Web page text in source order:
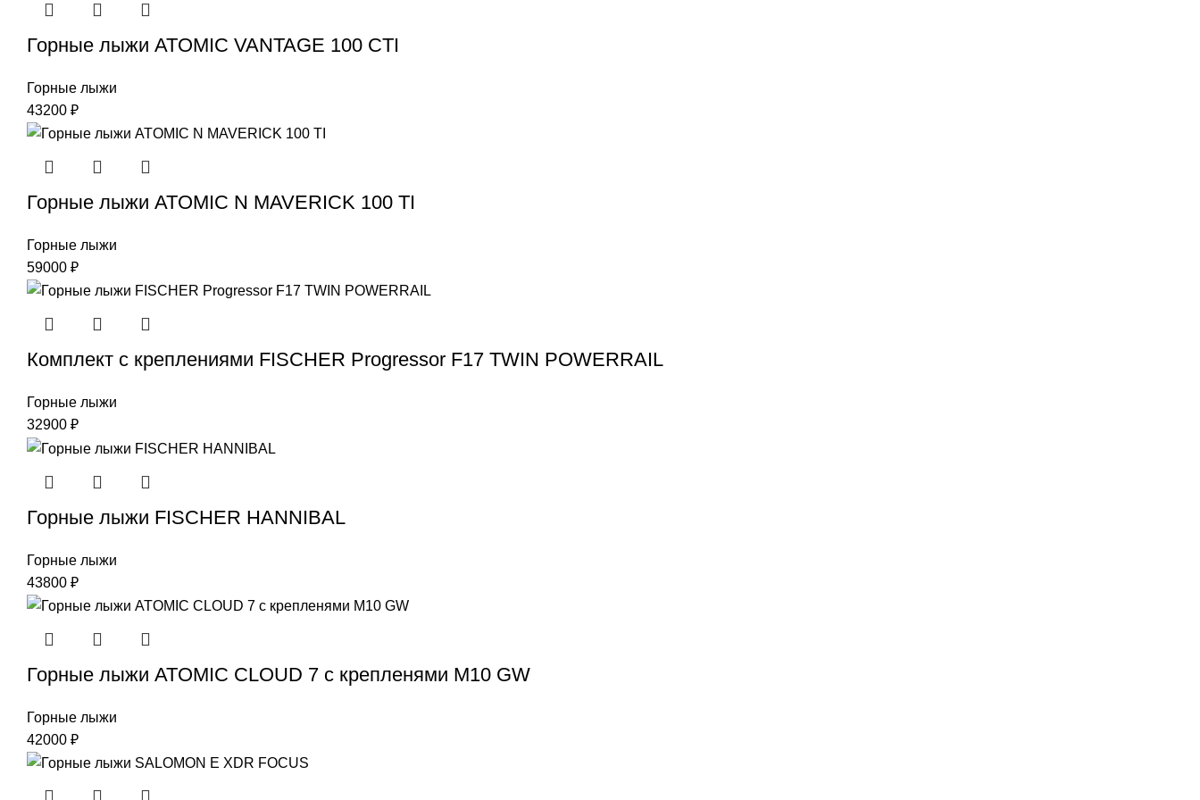
Горные лыжи ATOMIC VANTAGE 100 CTI
Горные лыжи
43200 ₽
Горные лыжи ATOMIC N MAVERICK 100 TI
Горные лыжи
59000 ₽
Комплект с креплениями FISCHER Progressor F17 TWIN POWERRAIL
Горные лыжи
32900 ₽
Горные лыжи FISCHER HANNIBAL
Горные лыжи
43800 ₽
Горные лыжи ATOMIC CLOUD 7 с крепленями M10 GW
Горные лыжи
42000 ₽